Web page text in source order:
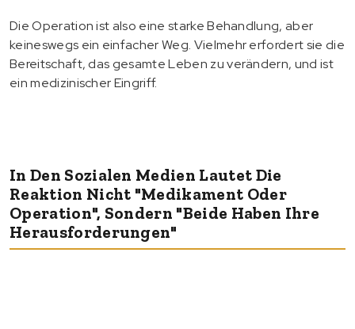
Die Operation ist also eine starke Behandlung, aber
keineswegs ein einfacher Weg. Vielmehr erfordert sie die
Bereitschaft, das gesamte Leben zu verändern, und ist
ein medizinischer Eingriff.
In Den Sozialen Medien Lautet Die
Reaktion Nicht "Medikament Oder
Operation", Sondern "Beide Haben Ihre
Herausforderungen"